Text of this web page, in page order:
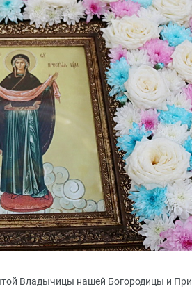
Владычицы нашей Богородицы и